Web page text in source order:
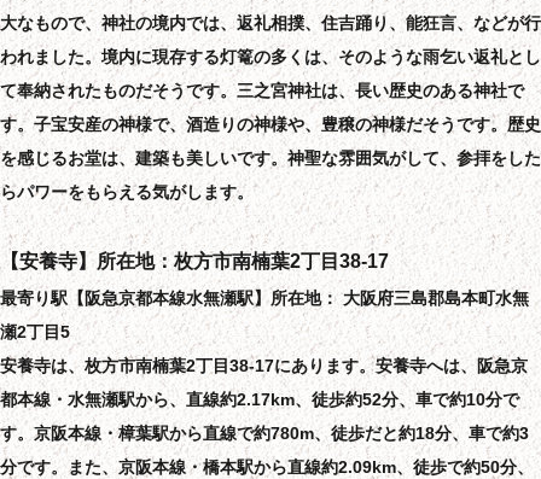
大なもので、神社の境内では、返礼相撲、住吉踊り、能狂言、などが行
われました。境内に現存する灯篭の多くは、そのような雨乞い返礼とし
て奉納されたものだそうです。三之宮神社は、長い歴史のある神社で
す。子宝安産の神様で、酒造りの神様や、豊穣の神様だそうです。歴史
を感じるお堂は、建築も美しいです。神聖な雰囲気がして、参拝をした
らパワーをもらえる気がします。
【安養寺】所在地：枚方市南楠葉2丁目38-17
最寄り駅【阪急京都本線水無瀬駅】所在地： 大阪府三島郡島本町水無
瀬2丁目5
安養寺は、枚方市南楠葉2丁目38-17にあります。安養寺へは、阪急京
都本線・水無瀬駅から、直線約2.17km、徒歩約52分、車で約10分で
す。京阪本線・樟葉駅から直線で約780m、徒歩だと約18分、車で約3
分です。また、京阪本線・橋本駅から直線約2.09km、徒歩で約50分、